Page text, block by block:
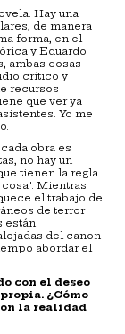
Hay una
de manera
forma, en el
y Eduardo
ambas cosas
crítico y
recursos
que ver ya
Yo me
obra es
no hay un
tienen la regla
Mientras
el trabajo de
de terror
están
del canon
abordar el
con el deseo
¿Cómo
la realidad